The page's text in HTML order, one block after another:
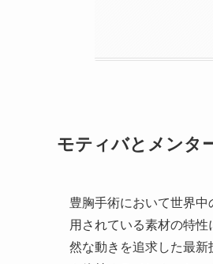
モティバとメンタ
豊胸手術において世界
用されている素材の特
然な動きを追求した最